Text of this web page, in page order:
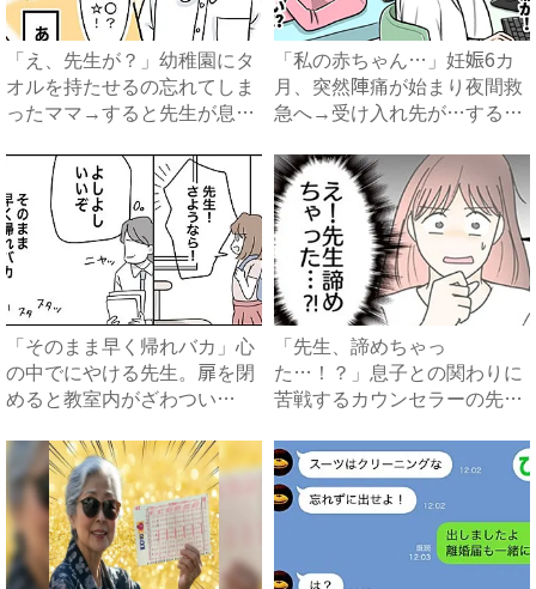
「え、先生が？」幼稚園にタ
オルを持たせるの忘れてしま
ったママ→すると先生が息子
「私の赤ちゃん…」妊娠6カ
月、突然陣痛が始まり夜間救
急へ→受け入れ先が…すると
「そのまま早く帰れバカ」心
の中でにやける先生。扉を閉
めると教室内がざわつい
「先生、諦めちゃっ
た…！？」息子との関わりに
苦戦するカウンセラーの先生